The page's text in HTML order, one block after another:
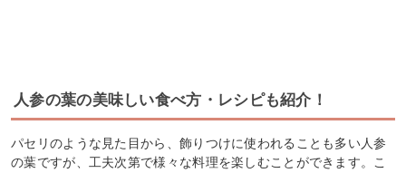
人参の葉の美味しい食べ方・レシピも紹介！
パセリのような見た目から、飾りつけに使われることも多い人参
の葉ですが、工夫次第で様々な料理を楽しむことができます。こ